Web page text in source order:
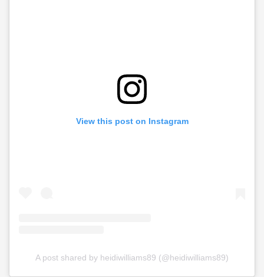
View this post on Instagram
A post shared by heidiwilliams89 (@heidiwilliams89)